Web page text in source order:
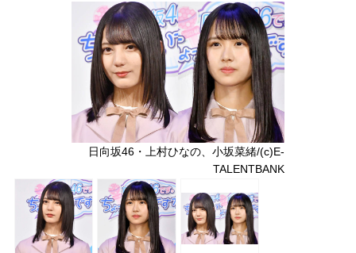
日向坂46・上村ひなの、小坂菜緒/(c)E-
TALENTBANK